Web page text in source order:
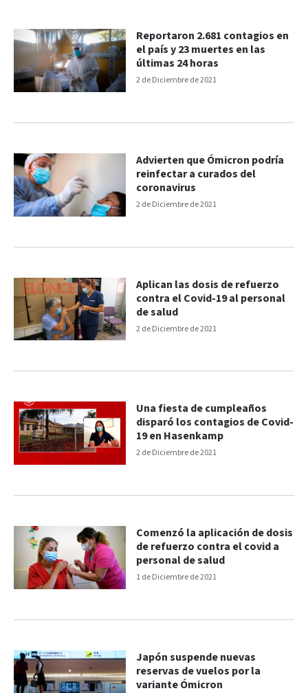
2 de Diciembre de 2021
Reportaron 2.681 contagios en
el país y 23 muertes en las
últimas 24 horas
2 de Diciembre de 2021
Advierten que Ómicron podría
reinfectar a curados del
coronavirus
2 de Diciembre de 2021
Aplican las dosis de refuerzo
contra el Covid-19 al personal
de salud
2 de Diciembre de 2021
Una fiesta de cumpleaños
disparó los contagios de Covid-
19 en Hasenkamp
1 de Diciembre de 2021
Comenzó la aplicación de dosis
de refuerzo contra el covid a
personal de salud
Japón suspende nuevas
reservas de vuelos por la
variante Ómicron